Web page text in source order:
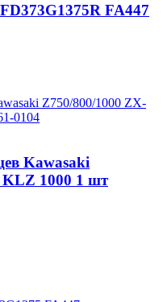
FA447
Kawasaki
KLZ 1000 1 шт